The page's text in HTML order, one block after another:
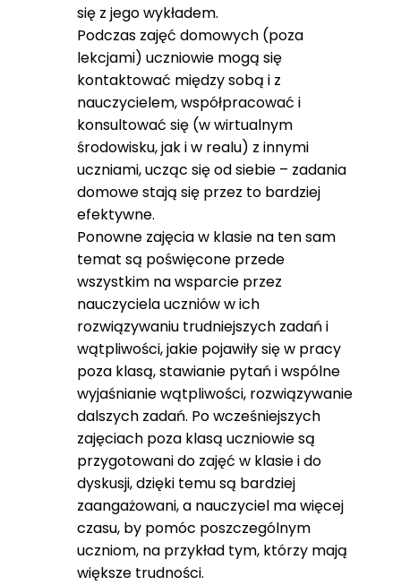
się z jego wykładem.
Podczas zajęć domowych (poza
lekcjami) uczniowie mogą się
kontaktować między sobą i z
nauczycielem, współpracować i
konsultować się (w wirtualnym
środowisku, jak i w realu) z innymi
uczniami, ucząc się od siebie – zadania
domowe stają się przez to bardziej
efektywne.
Ponowne zajęcia w klasie na ten sam
temat są poświęcone przede
wszystkim na wsparcie przez
nauczyciela uczniów w ich
rozwiązywaniu trudniejszych zadań i
wątpliwości, jakie pojawiły się w pracy
poza klasą, stawianie pytań i wspólne
wyjaśnianie wątpliwości, rozwiązywanie
dalszych zadań. Po wcześniejszych
zajęciach poza klasą uczniowie są
przygotowani do zajęć w klasie i do
dyskusji, dzięki temu są bardziej
zaangażowani, a nauczyciel ma więcej
czasu, by pomóc poszczególnym
uczniom, na przykład tym, którzy mają
większe trudności.